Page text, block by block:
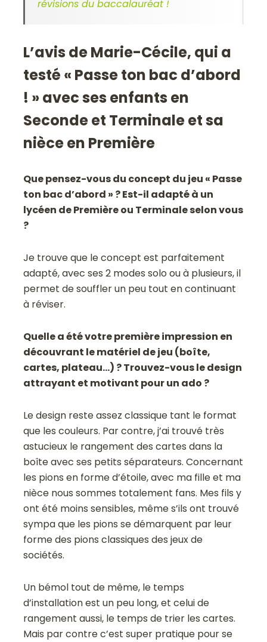
révisions du baccalauréat !
L’avis de Marie-Cécile, qui a
testé « Passe ton bac d’abord
! » avec ses enfants en
Seconde et Terminale et sa
nièce en Première
Que pensez-vous du concept du jeu « Passe
ton bac d’abord » ? Est-il adapté à un
lycéen de Première ou Terminale selon vous
?
Je trouve que le concept est parfaitement
adapté, avec ses 2 modes solo ou à plusieurs, il
permet de souffler un peu tout en continuant
à réviser.
Quelle a été votre première impression en
découvrant le matériel de jeu (boîte,
cartes, plateau…) ? Trouvez-vous le design
attrayant et motivant pour un ado ?
Le design reste assez classique tant le format
que les couleurs. Par contre, j’ai trouvé très
astucieux le rangement des cartes dans la
boîte avec ses petits séparateurs. Concernant
les pions en forme d’étoile, avec ma fille et ma
nièce nous sommes totalement fans. Mes fils y
ont été moins sensibles, même s’ils ont trouvé
sympa que les pions se démarquent par leur
forme des pions classiques des jeux de
sociétés.
Un bémol tout de même, le temps
d’installation est un peu long, et celui de
rangement aussi, le temps de trier les cartes.
Mais par contre c’est super pratique pour se